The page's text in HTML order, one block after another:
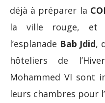
déjà à préparer la
la ville rouge, et
l’esplanade Bab Jdid,
hôteliers de
Mohammed VI sont
leurs chambres pour